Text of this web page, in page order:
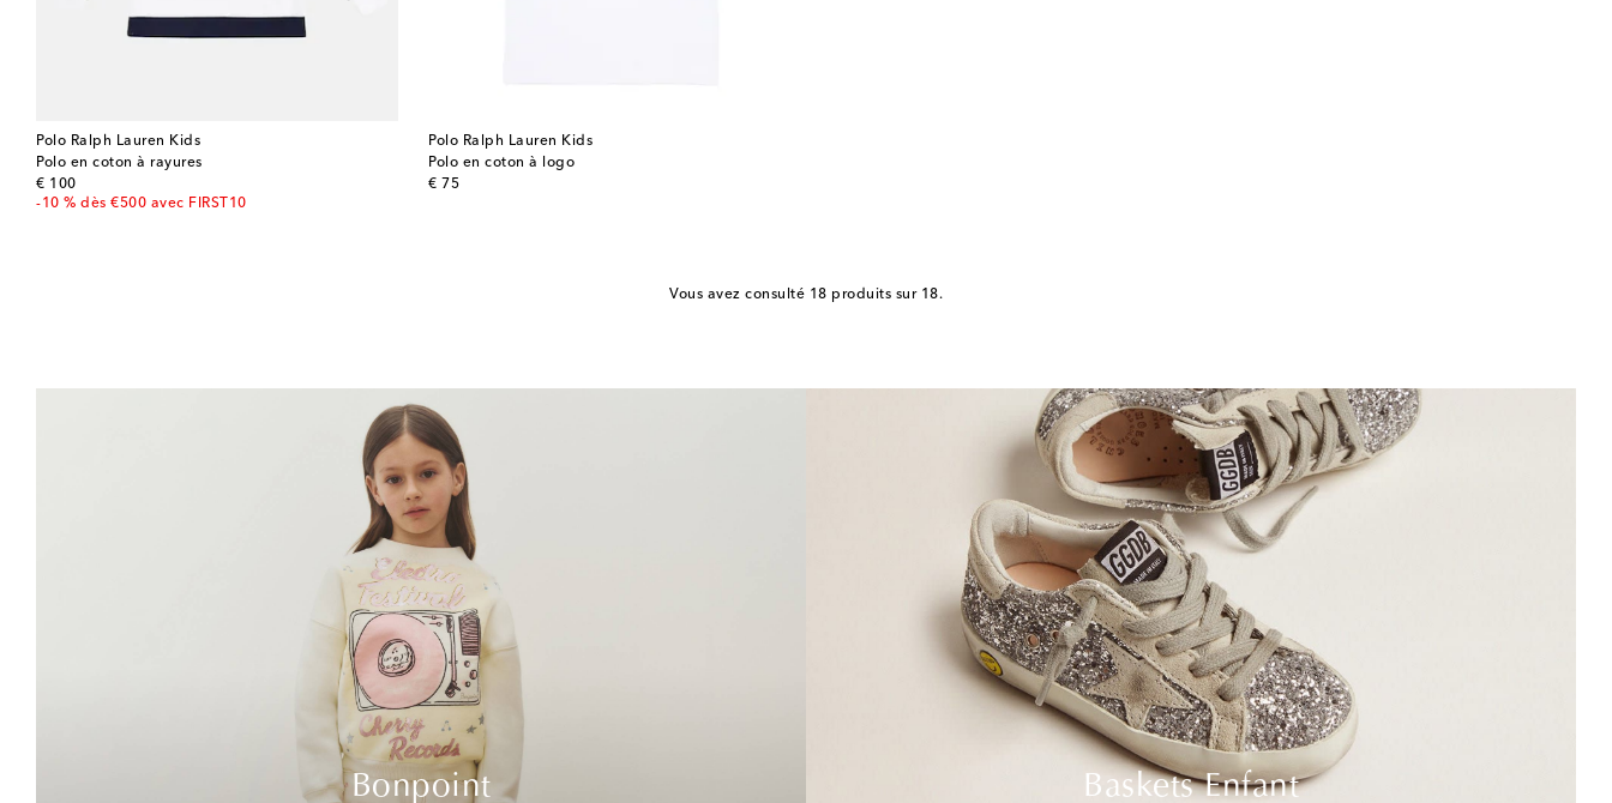
Polo Ralph Lauren Kids
Polo en coton à rayures
€ 100
original price
-10 % dès €500 avec FIRST10
Polo Ralph Lauren Kids
Polo en coton à logo
€ 75
original price
Vous avez consulté 18 produits sur 18.
Bonpoint Baskets Enfant